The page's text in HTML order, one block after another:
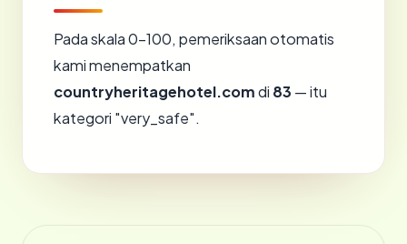
Pada skala 0-100, pemeriksaan otomatis
kami menempatkan
countryheritagehotel.comdi 83 — itu
kategori "very_safe".